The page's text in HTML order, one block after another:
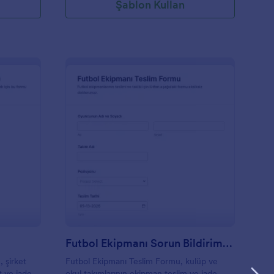
Şablon Kullan
şirket
Futbol Ekipmanı Sorun Bildirimi Formu
Futbol Ekipmanı Teslim Formu, kulüp ve